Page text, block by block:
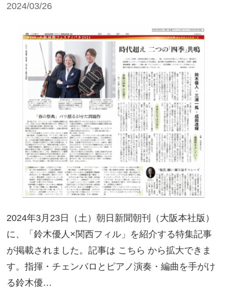
2024/03/26
2024年3月23日（土）朝日新聞朝刊（大阪本社版）
に、「鈴木優人×関西フィル」を紹介する特集記事
が掲載されました。記事は こちら から拡大できま
す。指揮・チェンバロとピアノ演奏・編曲を手がけ
る鈴木優…